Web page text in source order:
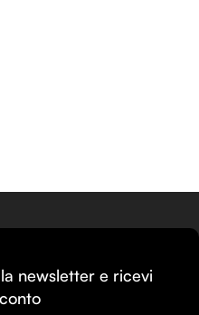
newsletter e ricevi